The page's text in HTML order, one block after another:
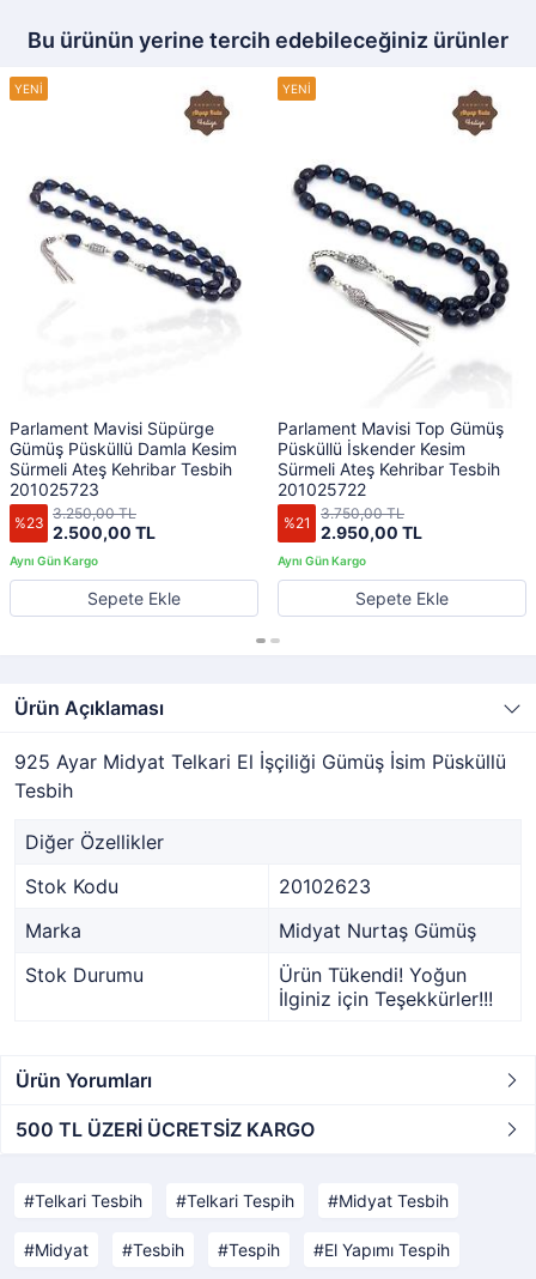
Bu ürünün yerine tercih edebileceğiniz ürünler
Parlament Mavisi Süpürge
Gümüş Püsküllü Damla Kesim
Sürmeli Ateş Kehribar Tesbih
201025723
%23 2.500,00 TL
3.250,00 TL
Sepete Ekle
Parlament Mavisi Top Gümüş
Püsküllü İskender Kesim
Sürmeli Ateş Kehribar Tesbih
201025722
%21 2.950,00 TL
3.750,00 TL
Sepete Ekle
Ürün Açıklaması
925 Ayar Midyat Telkari El İşçiliği Gümüş İsim Püsküllü
Tesbih
Diğer Özellikler
Stok Kodu
20102623
Marka
Midyat Nurtaş Gümüş
Stok Durumu
Ürün Tükendi! Yoğun
İlginiz için Teşekkürler!!!
Ürün Yorumları
500 TL ÜZERİ ÜCRETSİZ KARGO
Telkari Tesbih Telkari Tespih Midyat Tesbih
Midyat Tesbih Tespih El Yapımı Tespih